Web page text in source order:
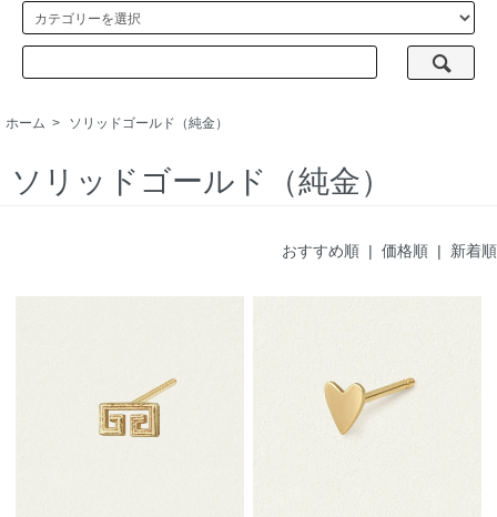
ホーム > ソリッドゴールド（純金）
ソリッドゴールド（純金）
おすすめ順 | 価格順 | 新着順